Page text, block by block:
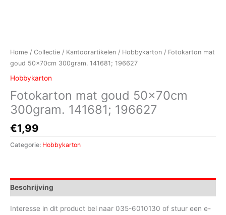
Home / Collectie / Kantoorartikelen / Hobbykarton / Fotokarton mat
goud 50x70cm 300gram. 141681; 196627
Hobbykarton
Fotokarton mat goud 50x70cm
300gram. 141681; 196627
€1,99
Categorie: Hobbykarton
Beschrijving
Interesse in dit product bel naar 035-6010130 of stuur een e-